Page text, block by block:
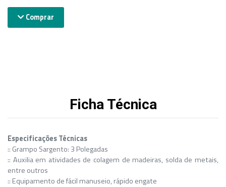
Comprar
Ficha Técnica
Especificações Técnicas
:: Grampo Sargento: 3 Polegadas
:: Auxilia em atividades de colagem de madeiras, solda de metais,
entre outros
:: Equipamento de fácil manuseio, rápido engate